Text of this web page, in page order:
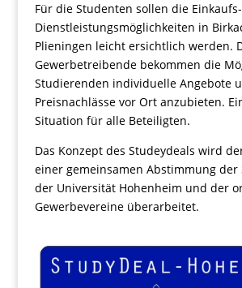
Für die Studenten sollen die
Dienstleistungsmöglichkeiten in
Plieningen leicht ersichtlich werden.
Gewerbetreibende bekommen die
Studierenden individuelle Angebote
Preisnachlässe vor Ort anzubieten.
Situation für alle Beteiligten.
Das Konzept des Studeydeals wird
einer gemeinsamen Abstimmung der
der Universität Hohenheim und der
Gewerbevereine überarbeitet.